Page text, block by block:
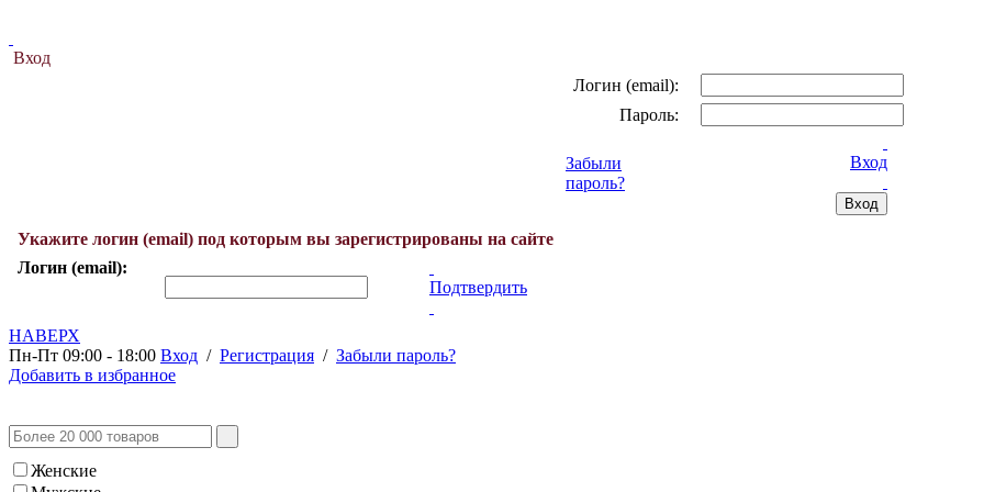
Вход
Логин (email):
Пароль:
Забыли
пароль?
Вход
Укажите логин (email) под которым вы зарегистрированы на сайте
Логин (email):
Подтвердить
НАВЕРХ
Пн-Пт 09:00 - 18:00 Вход / Регистрация / Забыли пароль?
Добавить в избранное
Женские